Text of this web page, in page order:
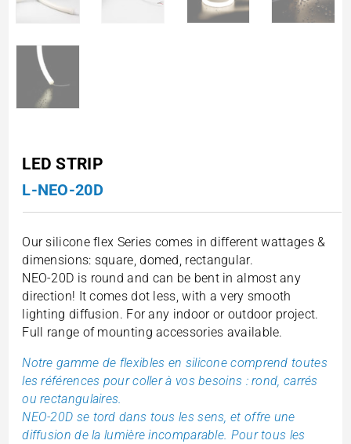
LED STRIP
L-NEO-20D
Our silicone flex Series comes in different wattages &
dimensions: square, domed, rectangular.
NEO-20D is round and can be bent in almost any
direction! It comes dot less, with a very smooth
lighting diffusion. For any indoor or outdoor project.
Full range of mounting accessories available.
Notre gamme de flexibles en silicone comprend toutes
les références pour coller à vos besoins : rond, carrés
ou rectangulaires.
NEO-20D se tord dans tous les sens, et offre une
diffusion de la lumière incomparable. Pour tous les